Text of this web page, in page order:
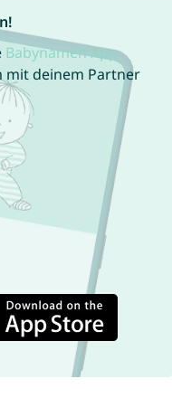
Babynamen App
mit deinem Partner